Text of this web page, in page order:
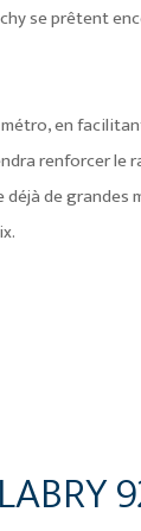
se prêtent
en
renforcer le
de grandes